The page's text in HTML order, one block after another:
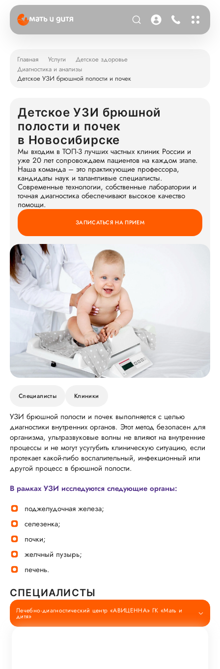
Главная Услуги
Детское здоровье
Диагностика и анализы
Детское УЗИ брюшной полости и почек
Детское УЗИ брюшной
полости и почек
в Новосибирске
Мы входим в ТОП-3 лучших частных клиник России и
уже 20 лет сопровождаем пациентов на каждом этапе.
Наша команда – это практикующие профессора,
кандидаты наук и талантливые специалисты.
Современные технологии, собственные лаборатории и
точная диагностика обеспечивают высокое качество
помощи.
ЗАПИСАТЬСЯ НА ПРИЕМ
Специалисты Клиники
УЗИ брюшной полости и почек выполняется с целью
диагностики внутренних органов. Этот метод безопасен для
организма, ультразвуковые волны не влияют на внутренние
процессы и не могут усугубить клиническую ситуацию, если
протекает какой-либо воспалительный, инфекционный или
другой процесс в брюшной полости.
В рамках УЗИ исследуются следующие органы:
поджелудочная железа;
селезенка;
почки;
желчный пузырь;
печень.
СПЕЦИАЛИСТЫ
Лечебно-диагностический центр «АВИЦЕННА» ГК «Мать и
дитя»